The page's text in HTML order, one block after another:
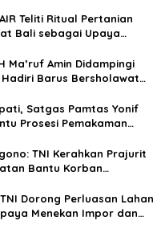
Teliti Ritual Pertanian
Bali sebagai Upaya
Ma’ruf Amin Didampingi
Barus Bersholawat
Satgas Pamtas Yonif
Prosesi Pemakaman
TNI Kerahkan Prajurit
Bantu Korban
Dorong Perluasan Lahan
Menekan Impor dan